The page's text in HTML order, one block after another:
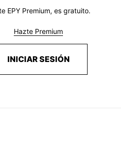
EPY Premium, es gratuito.
Hazte Premium
INICIAR SESIÓN